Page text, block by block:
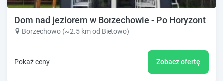
Dom nad jeziorem w Borzechowie - Po Horyzont
Borzechowo (~2.5 km od Bietowo)
Pokaż ceny Zobacz ofertę